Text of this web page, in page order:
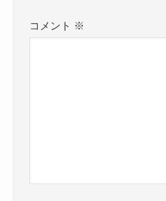
コメント ※